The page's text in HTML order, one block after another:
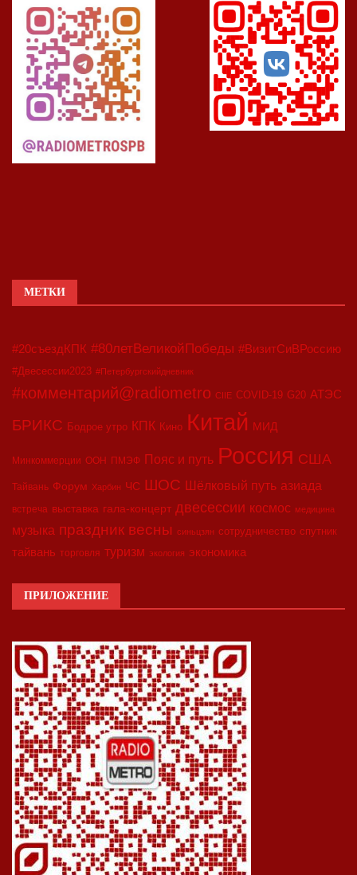
МЕТКИ
#20съездКПК #80летВеликойПобеды #ВизитСиВРоссию
#Двесессии2023 #Петербургскийдневник
#комментарий@radiometro CIIE COVID-19 G20 АТЭС
БРИКС Бодрое утро КПК Кино Китай МИД
Минкоммерции ООН ПМЭФ Пояс и путь Россия США
Тайвань Форум Харбин ЧС ШОС Шёлковый путь азиада
встреча выставка гала-концерт двесессии космос медицина
музыка праздник весны синьцзян сотрудничество спутник
тайвань торговля туризм экология экономика
ПРИЛОЖЕНИЕ